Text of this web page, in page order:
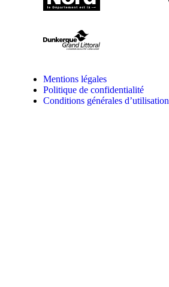
Mentions légales
Politique de confidentialité
Conditions générales d’utilisation